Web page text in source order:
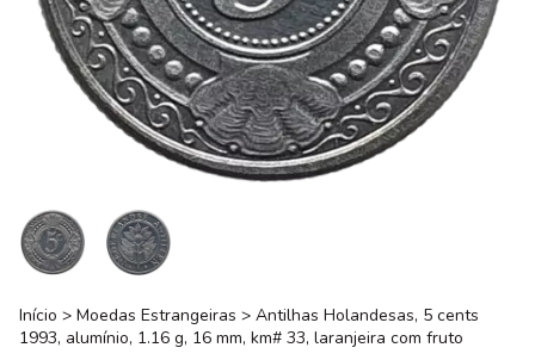
Início > Moedas Estrangeiras > Antilhas Holandesas, 5 cents
1993, alumínio, 1.16 g, 16 mm, km# 33, laranjeira com fruto